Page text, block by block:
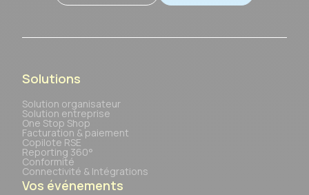
Solutions
Solution organisateur
Solution entreprise
One Stop Shop
Facturation & paiement
Copilote RSE
Reporting 360°
Conformité
Connectivité & Intégrations
Vos événements